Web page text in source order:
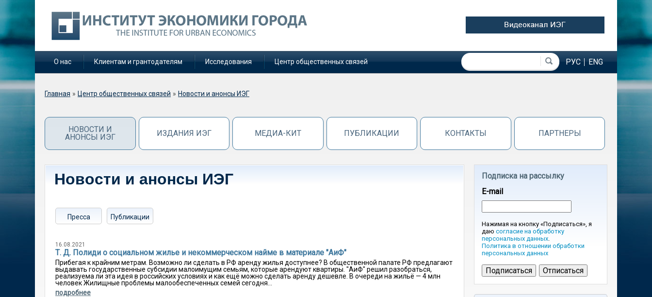
О нас Клиентам и грантодателям Исследования Центр общественных связей РУС ENG
Форма поиска
Поиск
Вы здесь
Главная » Центр общественных связей » Новости и анонсы ИЭГ
НОВОСТИ И
АНОНСЫ ИЭГ
ИЗДАНИЯ ИЭГ МЕДИА-КИТ ПУБЛИКАЦИИ КОНТАКТЫ ПАРТНЕРЫ
Новости и анонсы ИЭГ
Пресса Публикации
16.08.2021
Т. Д. Полиди о социальном жилье и некоммерческом найме в материале "АиФ"
Прибегая к крайним метрам. Возможно ли сделать в РФ аренду жилья доступнее? В общественной палате РФ предлагают
выдавать государственные субсидии малоимущим семьям, которые арендуют квартиры. "АиФ" решил разобраться,
реализуема ли эта идея в российских условиях и как ещё можно сделать аренду дешевле. В очереди на жильё — 4 млн
человек Жилищные проблемы малообеспеченных семей сегодня...
подробнее
Подписка на рассылку
E-mail
Нажимая на кнопку «Подписаться», я
даю согласие на обработку
персональных данных.
Политика в отношении обработки
персональных данных